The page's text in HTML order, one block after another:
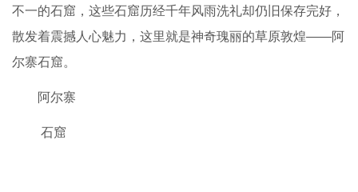
不一的石窟，这些石窟历经千年风雨洗礼却仍旧保存完好，
散发着震撼人心魅力，这里就是神奇瑰丽的草原敦煌——阿
尔寨石窟。
阿尔寨
石窟